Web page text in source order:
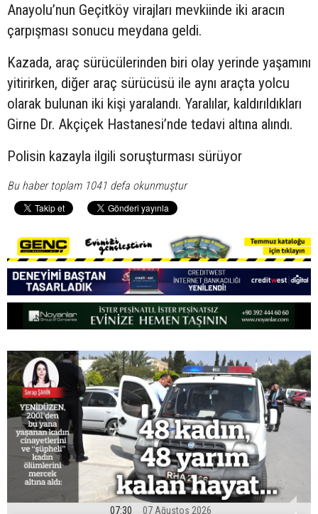
Anayolu’nun Geçitköy virajları mevkiinde iki aracın
çarpışması sonucu meydana geldi.
Kazada, araç sürücülerinden biri olay yerinde yaşamını
yitirirken, diğer araç sürücüsü ile aynı araçta yolcu
olarak bulunan iki kişi yaralandı. Yaralılar, kaldırıldıkları
Girne Dr. Akçiçek Hastanesi’nde tedavi altına alındı.
Polisin kazayla ilgili soruşturması sürüyor
Bu haber toplam 1041 defa okunmuştur
07:30 07 Ağustos 2026